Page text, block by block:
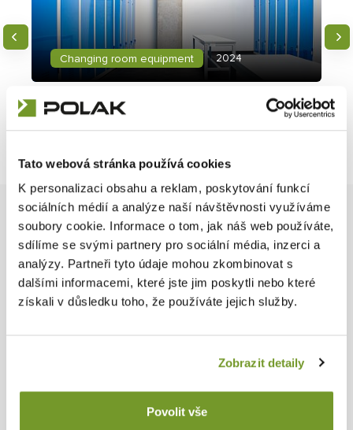
Tato webová stránka používá cookies
K personalizaci obsahu a reklam, poskytování funkcí
sociálních médií a analýze naší návštěvnosti využíváme
soubory cookie. Informace o tom, jak náš web používáte,
sdílíme se svými partnery pro sociální média, inzerci a
analýzy. Partneři tyto údaje mohou zkombinovat s
dalšími informacemi, které jste jim poskytli nebo které
získali v důsledku toho, že používáte jejich služby.
Zobrazit detaily
Povolit vše
Changing room equipment 2024
SOMA spol s.r.o.
IMPORTANT LINKS
Terms and Conditions
E-inquiry
Contacts